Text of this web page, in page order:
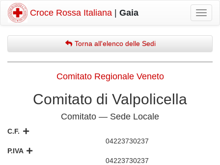
Croce Rossa Italiana Gaia
Torna all'elenco delle Sedi
Comitato Regionale Veneto
Comitato di Valpolicella
Comitato — Sede Locale
C.F.
04223730237
P.IVA
04223730237